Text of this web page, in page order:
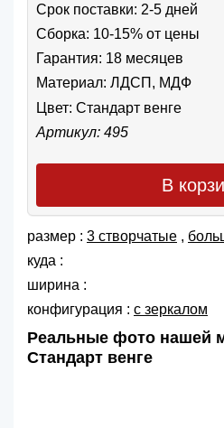
Срок поставки: 2-5 дней
Сборка: 10-15% от цены
Гарантия: 18 месяцев
Материал: ЛДСП, МДФ
Цвет: Стандарт венге
Артикул: 495
В
размер : 3 створчатые ,
куда :
ширина :
конфигурация : с зеркалом
Реальные фото нашей
Стандарт венге